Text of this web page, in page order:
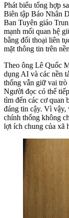
Phát biểu tổng hợp
Biên tập Báo Nhân
Ban Tuyên giáo
mạnh mối quan hệ
bằng đối thoại liên
mặt thông tin trên
Theo ông Lê Quốc
dụng AI và các nền
thống vẫn giữ vai
Người đọc có thể
tìm đến các cơ quan
đáng tin cậy. Vì vậy,
chính thống không
lợi ích chung của xã